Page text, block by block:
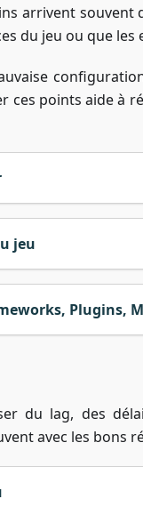
arrivent
du jeu ou que
ces points aide à
jeu
Plugins,
du lag, des
avec les bons